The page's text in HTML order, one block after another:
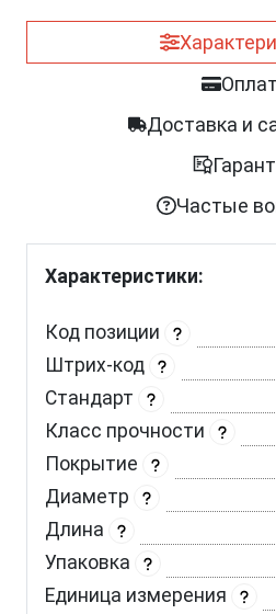
Доставка и
Частые
Характеристики:
Код позиции
Штрих-код
Стандарт
Класс прочности
Покрытие
Диаметр
Длина
Упаковка
Единица измерения